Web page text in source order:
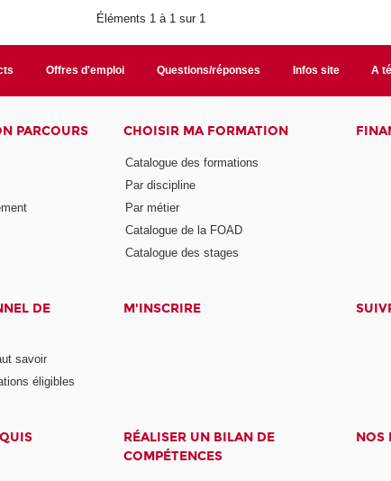
Éléments 1 à 1 sur 1
Offres d'emploi Questions/réponses Infos site A
PARCOURS CHOISIR MA FORMATION
Catalogue des formations
Par discipline
Par métier
Catalogue de la FOAD
Catalogue des stages
DE
savoir
éligibles
M'INSCRIRE
RÉALISER UN BILAN DE
COMPÉTENCES
NOS